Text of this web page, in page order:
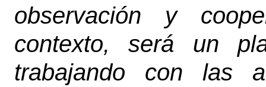
observación y
contexto, será un
trabajando con las